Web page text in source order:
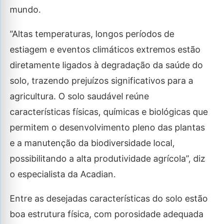
mundo.
“Altas temperaturas, longos períodos de
estiagem e eventos climáticos extremos estão
diretamente ligados à degradação da saúde do
solo, trazendo prejuízos significativos para a
agricultura. O solo saudável reúne
características físicas, químicas e biológicas que
permitem o desenvolvimento pleno das plantas
e a manutenção da biodiversidade local,
possibilitando a alta produtividade agrícola”, diz
o especialista da Acadian.
Entre as desejadas características do solo estão
boa estrutura física, com porosidade adequada